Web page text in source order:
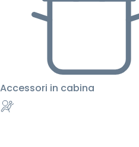
Accessori in cabina